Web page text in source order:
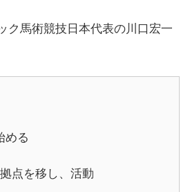
ク馬術競技日本代表の川口宏一
める
点を移し、活動